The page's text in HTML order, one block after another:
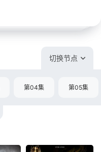
切换节点
第04集 第05集